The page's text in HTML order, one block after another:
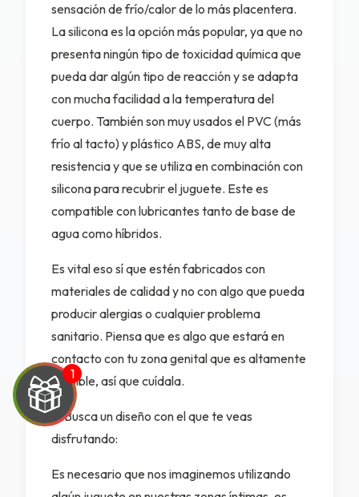
sensación de frío/calor de lo más placentera.
La silicona es la opción más popular, ya que no
presenta ningún tipo de toxicidad química que
pueda dar algún tipo de reacción y se adapta
con mucha facilidad a la temperatura del
cuerpo. También son muy usados el PVC (más
frío al tacto) y plástico ABS, de muy alta
resistencia y que se utiliza en combinación con
silicona para recubrir el juguete. Este es
compatible con lubricantes tanto de base de
agua como híbridos.
Es vital eso sí que estén fabricados con
materiales de calidad y no con algo que pueda
producir alergias o cualquier problema
sanitario. Piensa que es algo que estará en
contacto con tu zona genital que es altamente
sensible, así que cuídala.
2. Busca un diseño con el que te veas
disfrutando:
Es necesario que nos imaginemos utilizando